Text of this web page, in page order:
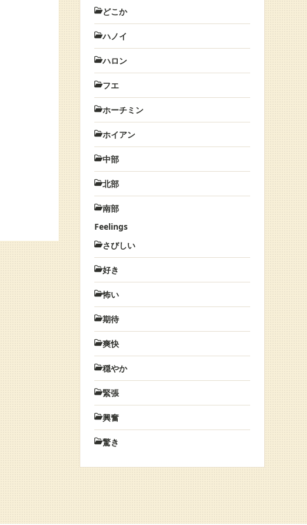
どこか
ハノイ
ハロン
フエ
ホーチミン
ホイアン
中部
北部
南部
Feelings
さびしい
好き
怖い
期待
爽快
穏やか
緊張
興奮
驚き